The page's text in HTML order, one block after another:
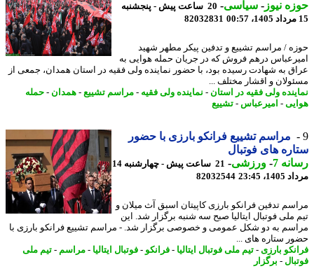
نیوز-سیاسی-
20 ساعت پیش - پنجشنبه
82032831
/ مراسم تشییع و تدفین پیکر مطهر شهید
درهم فروش که در جریان حمله هوایی به
به شهادت رسیده بود، با حضور نماینده ولی فقیه در استان همدان، جمعی از
و اقشار مختلف ...
ولی فقیه در استان-نماینده ولی فقیه -مراسم تشییع-همدان- حمله
- امیرعباس-تشییع
مراسم تشییع فرانکو بارزی با حضور
های فوتبال
7
-ورزشی-
21 ساعت پیش - چهارشنبه 14
23:45
82032544
تدفین فرانکو بارزی کاپیتان اسبق آث میلان و
ملی فوتبال ایتالیا صبح سه شنبه برگزار شد. این
به دو شکل عمومی و خصوصی برگزار شد. - مراسم تشییع فرانکو بارزی با
ستاره های ...
بارزی- تیم ملی فوتبال ایتالیا -فرانکو -فوتبال ایتالیا -مراسم -تیم ملی
-برگزار